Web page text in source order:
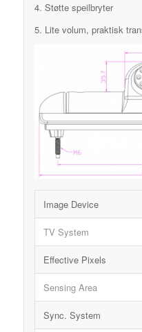
4. Støtte speilbryter
5. Lite volum, praktisk
Image Device
TV System
Effective Pixels
Sensing Area
Sync. System